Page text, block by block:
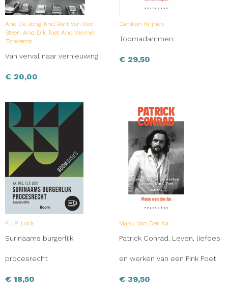
Arie De Jong And Bart Van Der
Steen And Dik Toet And Werner
Zonderop
Van verval naar vernieuwing
€ 20,00
Carolien Krijnen
Topmadammen
€ 29,50
F.J.P. Lock
Surinaams burgerlijk
procesrecht
€ 18,50
Manu Van Der Aa
Patrick Conrad. Leven, liefdes
en werken van een Pink Poet
€ 39,50